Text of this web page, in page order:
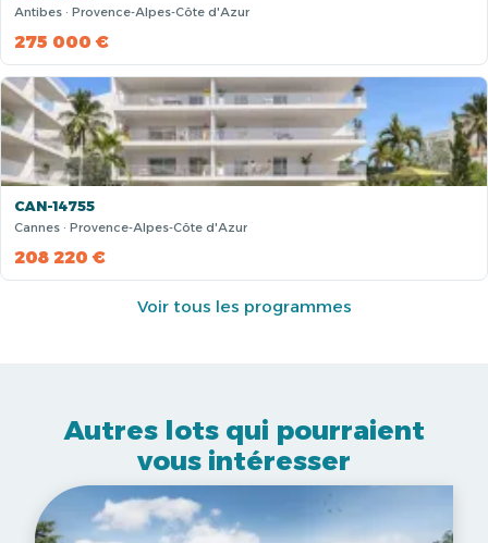
Antibes · Provence-Alpes-Côte d'Azur
275 000 €
CAN-14755
Cannes · Provence-Alpes-Côte d'Azur
208 220 €
Voir tous les programmes
Autres lots qui pourraient
vous intéresser